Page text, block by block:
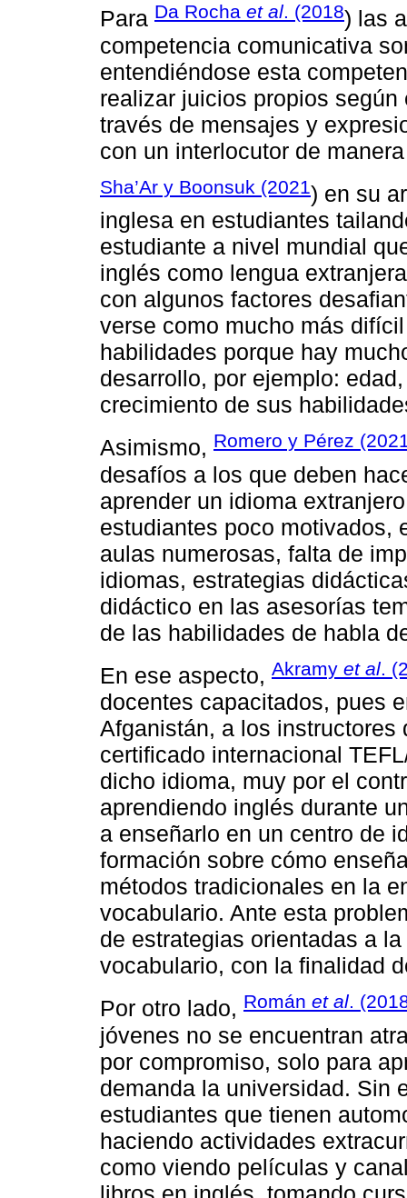
Para Da Rocha et al. (2018) las
competencia comunicativa
entendiéndose esta
realizar juicios propios
través de mensajes y
con un interlocutor de
Sha’Ar y Boonsuk (2021) en su
inglesa en estudiantes
estudiante a nivel mundial
inglés como lengua
con algunos factores
verse como mucho más
habilidades porque hay
desarrollo, por ejemplo:
crecimiento de sus
Asimismo, Romero y Pérez
desafíos a los que deben
aprender un idioma
estudiantes poco motivados,
aulas numerosas, falta de
idiomas, estrategias
didáctico en las asesorías
de las habilidades de habla
En ese aspecto, Akramy et al.
docentes capacitados, pues
Afganistán, a los
certificado internacional
dicho idioma, muy por el
aprendiendo inglés durante
a enseñarlo en un centro de
formación sobre cómo
métodos tradicionales en la
vocabulario. Ante esta
de estrategias orientadas a
vocabulario, con la finalidad
Por otro lado, Román et al.
jóvenes no se encuentran
por compromiso, solo para
demanda la universidad. Sin
estudiantes que tienen
haciendo actividades
como viendo películas y